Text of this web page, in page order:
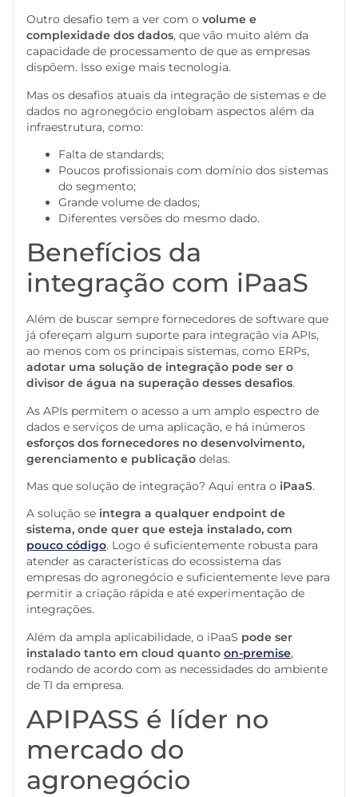
Outro desafio tem a ver com o volume e
complexidade dos dados, que vão muito além da
capacidade de processamento de que as empresas
dispõem. Isso exige mais tecnologia.
Mas os desafios atuais da integração de sistemas e de
dados no agronegócio englobam aspectos além da
infraestrutura, como:
Falta de standards;
Poucos profissionais com domínio dos sistemas
do segmento;
Grande volume de dados;
Diferentes versões do mesmo dado.
Benefícios da
integração com iPaaS
Além de buscar sempre fornecedores de software que
já ofereçam algum suporte para integração via APIs,
ao menos com os principais sistemas, como ERPs,
adotar uma solução de integração pode ser o
divisor de água na superação desses desafios.
As APIs permitem o acesso a um amplo espectro de
dados e serviços de uma aplicação, e há inúmeros
esforços dos fornecedores no desenvolvimento,
gerenciamento e publicação delas.
Mas que solução de integração? Aqui entra o iPaaS.
A solução se integra a qualquer endpoint de
sistema, onde quer que esteja instalado, com
pouco código. Logo é suficientemente robusta para
atender as características do ecossistema das
empresas do agronegócio e suficientemente leve para
permitir a criação rápida e até experimentação de
integrações.
Além da ampla aplicabilidade, o iPaaS pode ser
instalado tanto em cloud quanto on-premise,
rodando de acordo com as necessidades do ambiente
de TI da empresa.
APIPASS é líder no
mercado do
agronegócio